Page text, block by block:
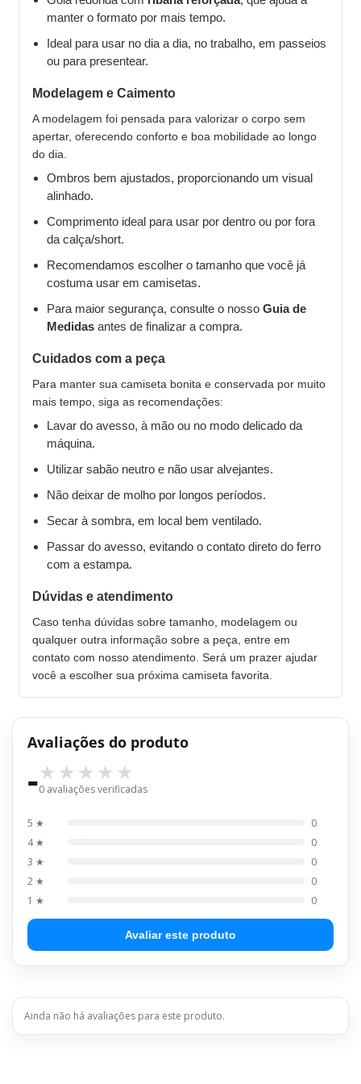
manter o formato por mais tempo.
Ideal para usar no dia a dia, no trabalho, em passeios
ou para presentear.
Modelagem e Caimento
A modelagem foi pensada para valorizar o corpo sem
apertar, oferecendo conforto e boa mobilidade ao longo
do dia.
Ombros bem ajustados, proporcionando um visual
alinhado.
Comprimento ideal para usar por dentro ou por fora
da calça/short.
Recomendamos escolher o tamanho que você já
costuma usar em camisetas.
Para maior segurança, consulte o nosso Guia de
Medidas antes de finalizar a compra.
Cuidados com a peça
Para manter sua camiseta bonita e conservada por muito
mais tempo, siga as recomendações:
Lavar do avesso, à mão ou no modo delicado da
máquina.
Utilizar sabão neutro e não usar alvejantes.
Não deixar de molho por longos períodos.
Secar à sombra, em local bem ventilado.
Passar do avesso, evitando o contato direto do ferro
com a estampa.
Dúvidas e atendimento
Caso tenha dúvidas sobre tamanho, modelagem ou
qualquer outra informação sobre a peça, entre em
contato com nosso atendimento. Será um prazer ajudar
você a escolher sua próxima camiseta favorita.
Avaliações do produto
-0 avaliações verificadas
5 ★
0
4 ★
0
3 ★
0
2 ★
0
1 ★
0
Avaliar este produto
Ainda não há avaliações para este produto.